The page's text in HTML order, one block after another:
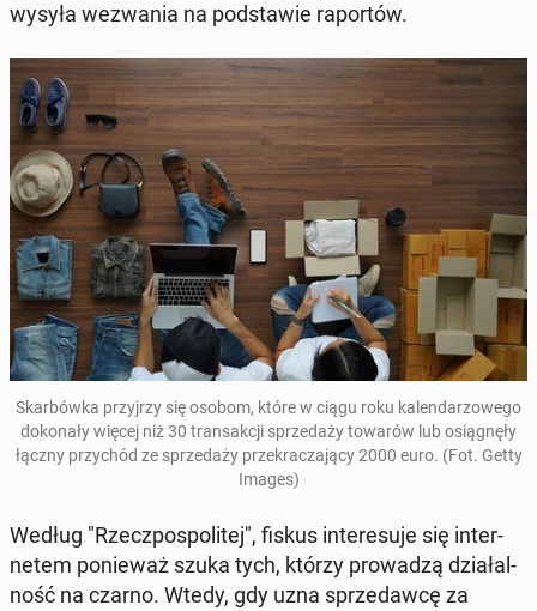
wysyła wezwa­nia na pod­staw­ie ra­portów.
Skar­bówka przyjrzy się osobom, które w ciągu roku kalen­dar­zowego
dokon­ały więcej niż 30 transakcji sprzedaży towarów lub os­iągnęły
łączny przy­chód ze sprzedaży przekracza­ją­cy 2000 euro. (Fot. Getty
Images)
Według "Rzecz­pospo­litej", fiskus in­tere­su­je się in­ter­
netem ponieważ szuka tych, którzy prowadzą dzi­ałal­
ność na czarno. Wtedy, gdy uzna sprzedaw­cę za